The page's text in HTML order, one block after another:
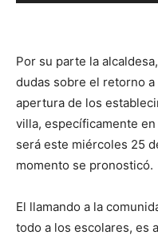
Por su parte la
dudas sobre el retorno
apertura de los
villa, específicamente
será este miércoles 25
momento se pronosticó.
El llamando a la
todo a los escolares, es